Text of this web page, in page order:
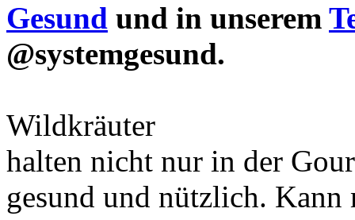
Gesund und in unserem
@systemgesund.
Wildkräuter
halten nicht nur in der
gesund und nützlich.